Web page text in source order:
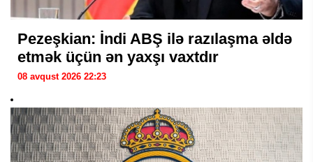
Pezeşkian: İndi ABŞ ilə razılaşma əldə
etmək üçün ən yaxşı vaxtdır
08 avqust 2026 22:23